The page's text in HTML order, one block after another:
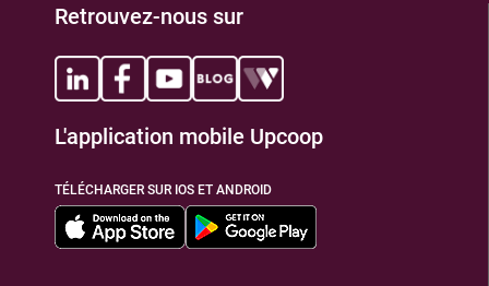
Retrouvez-nous sur
L'application mobile Upcoop
TÉLÉCHARGER SUR IOS ET ANDROID